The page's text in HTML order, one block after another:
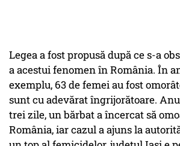
Legea a fost propusă după ce s-a
a acestui fenomen în România. În
exemplu, 63 de femei au fost
sunt cu adevărat îngrijorătoare.
trei zile, un bărbat a încercat să
România, iar cazul a ajuns la